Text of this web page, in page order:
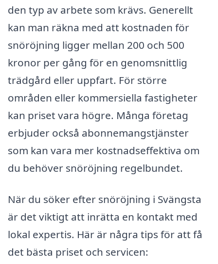
den typ av arbete som krävs. Generellt
kan man räkna med att kostnaden för
snöröjning ligger mellan 200 och 500
kronor per gång för en genomsnittlig
trädgård eller uppfart. För större
områden eller kommersiella fastigheter
kan priset vara högre. Många företag
erbjuder också abonnemangstjänster
som kan vara mer kostnadseffektiva om
du behöver snöröjning regelbundet.
När du söker efter snöröjning i Svängsta
är det viktigt att inrätta en kontakt med
lokal expertis. Här är några tips för att få
det bästa priset och servicen: